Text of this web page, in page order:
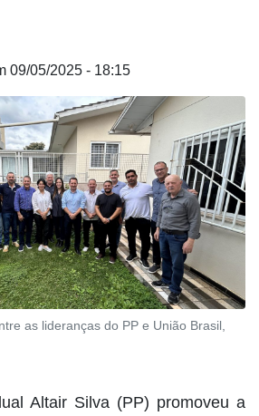
09/05/2025 - 18:15
as lideranças do PP e União Brasil,
Altair Silva (PP) promoveu a